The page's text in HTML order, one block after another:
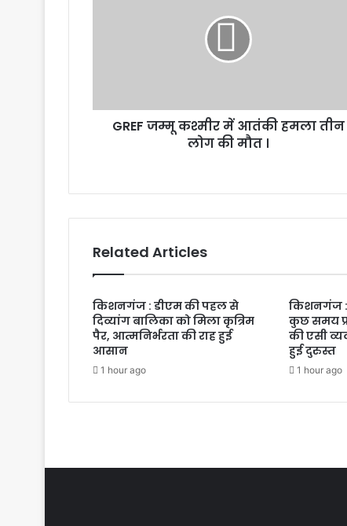
GREF जम्मू कश्मीर में आतंकी हमला तीन
लोग की मौत ।
Related Articles
किशनगंज : डीएम की पहल से
दिव्यांग बालिका को मिला कृत्रिम
पैर, आत्मनिर्भरता की राह हुई
आसान
1 hour ago
किशनगंज :
कुछ समय
की एसी
हुई दुरुस्त
1 hour ago